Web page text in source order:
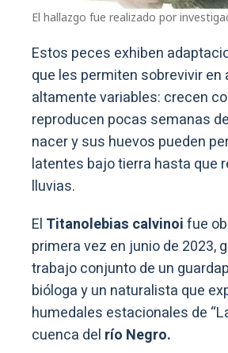
El hallazgo fue realizado por
Estos peces exhiben
que les permiten sobrevivir en
altamente variables: crecen
reproducen pocas semanas
nacer y sus huevos pueden
latentes bajo tierra hasta que
lluvias.
El Titanolebias calvinoifue
primera vez en junio de 2023,
trabajo conjunto de un
bióloga y un naturalista que
humedales estacionales de
cuenca del río Negro.